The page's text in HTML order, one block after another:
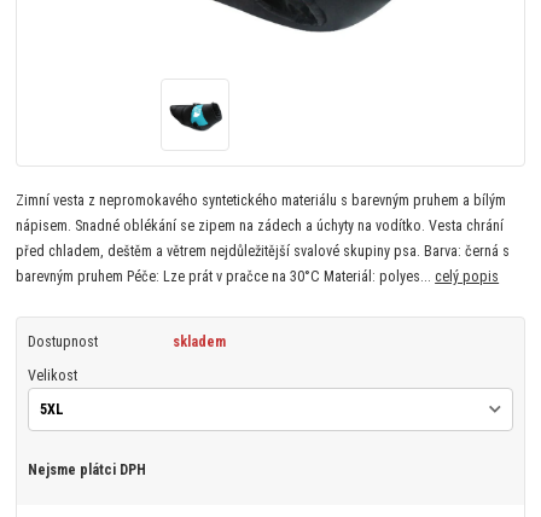
Zimní vesta z nepromokavého syntetického materiálu s barevným pruhem a bílým
nápisem. Snadné oblékání se zipem na zádech a úchyty na vodítko. Vesta chrání
před chladem, deštěm a větrem nejdůležitější svalové skupiny psa. Barva: černá s
barevným pruhem Péče: Lze prát v pračce na 30°C Materiál: polyes...celý popis
Dostupnost skladem
Velikost
Nejsme plátci DPH